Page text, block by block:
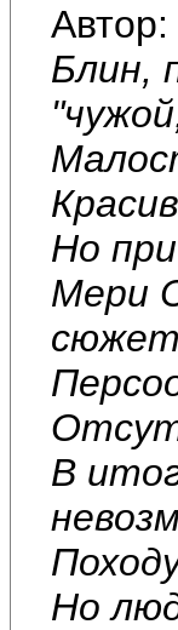
Автор:
Блин,
Но
Мери
В
Но